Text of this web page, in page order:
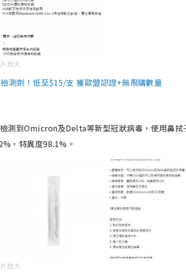
放大
測劑！低至$15/支 獲歐盟認證+無限購數量
測到Omicron及Delta等新型冠狀病毒，使用鼻拭
，特異度98.1%。
放大